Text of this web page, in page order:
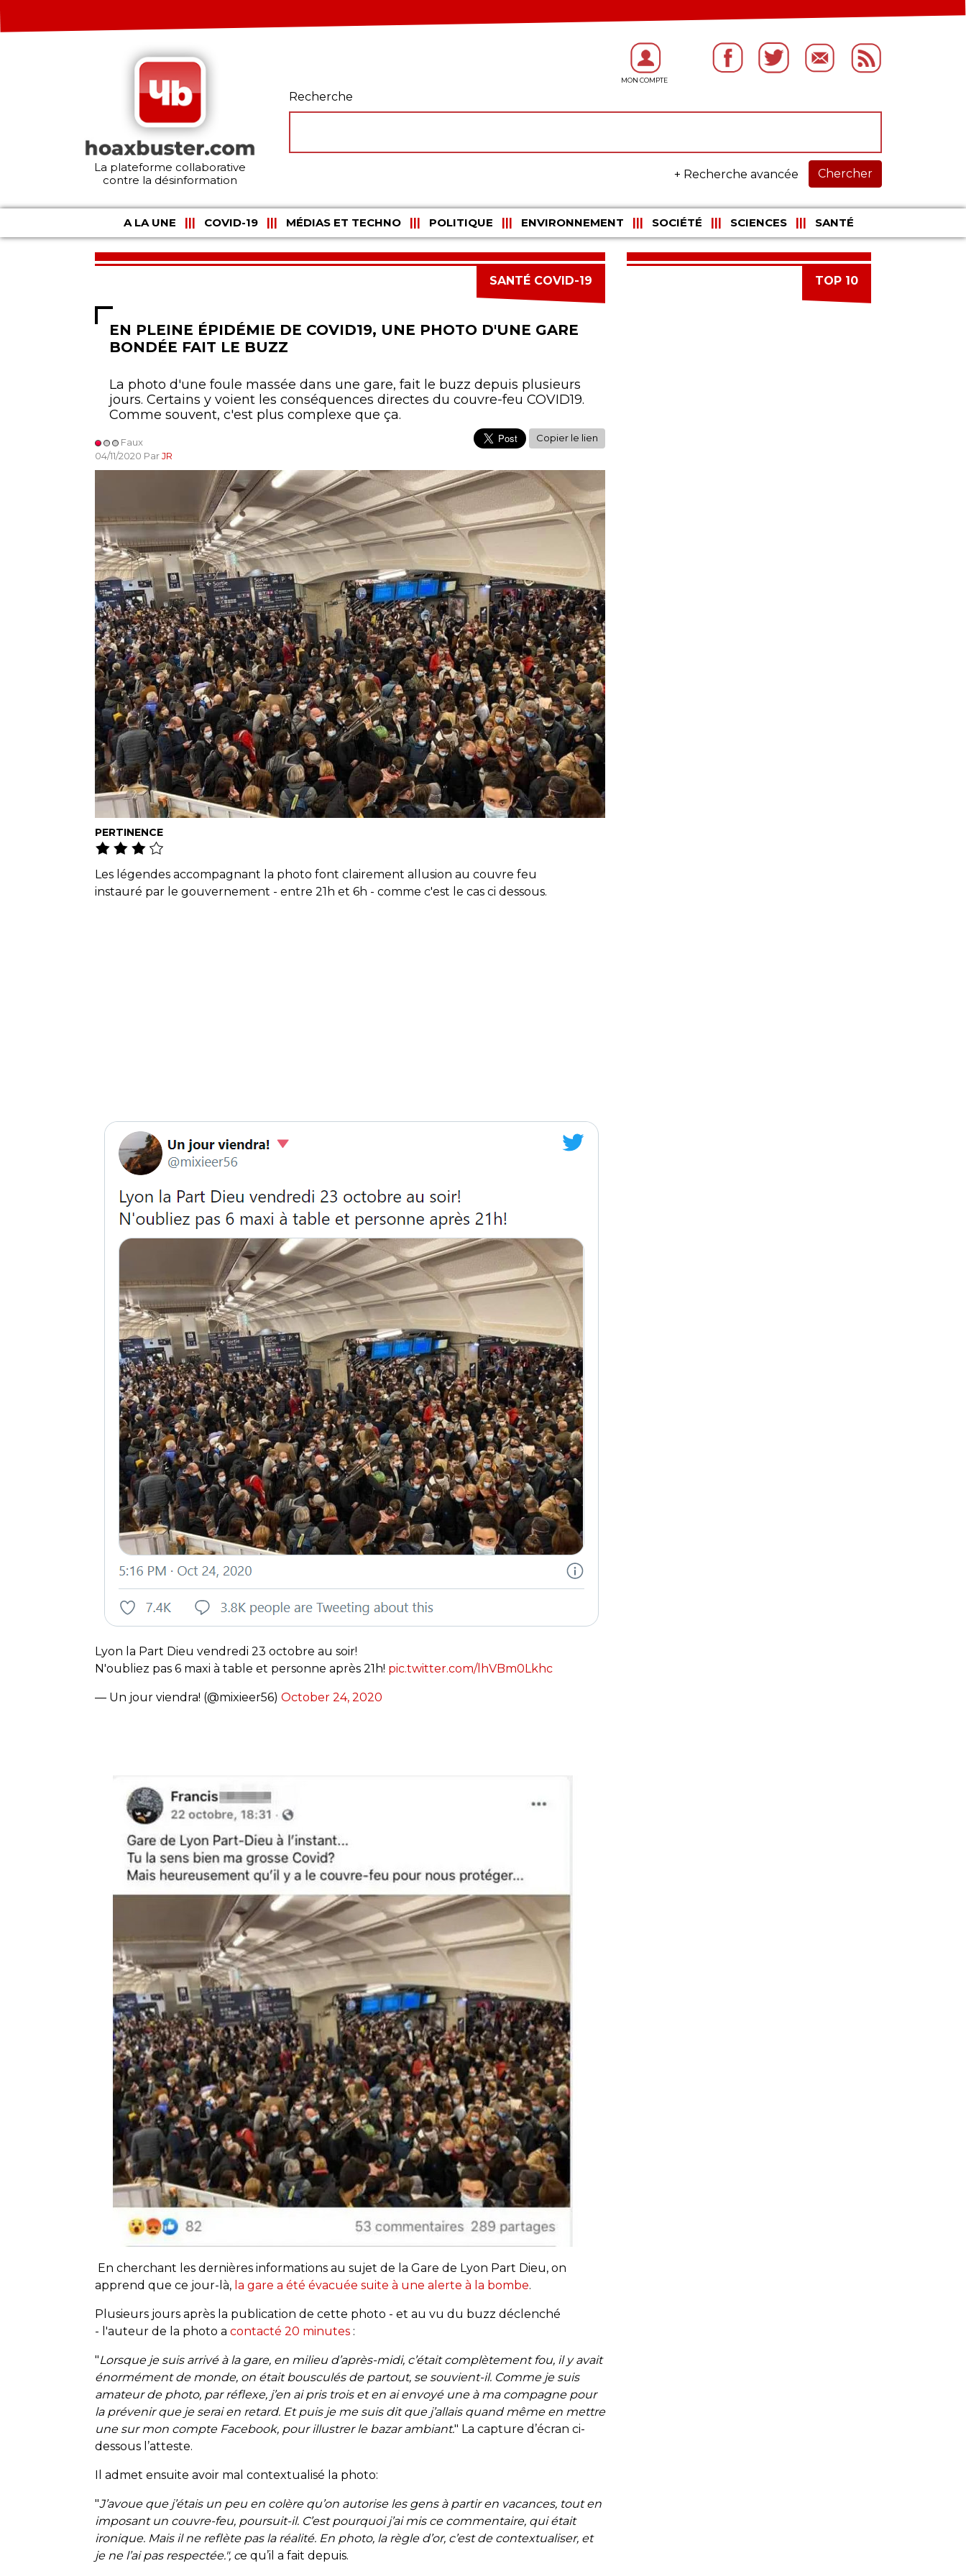
La plateforme collaborative
contre la désinformation
Recherche
Chercher
+ Recherche avancée
A LA UNE COVID-19 MÉDIAS ET TECHNO POLITIQUE ENVIRONNEMENT SOCIÉTÉ SCIENCES SANTÉ
SANTÉ COVID-19
EN PLEINE ÉPIDÉMIE DE COVID19, UNE PHOTO D'UNE GARE
BONDÉE FAIT LE BUZZ
La photo d'une foule massée dans une gare, fait le buzz depuis plusieurs
jours. Certains y voient les conséquences directes du couvre-feu COVID19.
Comme souvent, c'est plus complexe que ça.
Faux
04/11/2020 ParJR
Copier le lien
PERTINENCE
Les légendes accompagnant la photo font clairement allusion au couvre feu
instauré par le gouvernement - entre 21h et 6h - comme c'est le cas ci dessous.
Lyon la Part Dieu vendredi 23 octobre au soir!
N'oubliez pas 6 maxi à table et personne après 21h! pic.twitter.com/lhVBm0Lkhc
— Un jour viendra! (@mixieer56) October 24, 2020
En cherchant les dernières informations au sujet de la Gare de Lyon Part Dieu, on
apprend que ce jour-là, la gare a été évacuée suite à une alerte à la bombe.
Plusieurs jours après la publication de cette photo - et au vu du buzz déclenché
- l'auteur de la photo a contacté 20 minutes :
"Lorsque je suis arrivé à la gare, en milieu d’après-midi, c’était complètement fou, il y avait
énormément de monde, on était bousculés de partout, se souvient-il. Comme je suis
amateur de photo, par réflexe, j’en ai pris trois et en ai envoyé une à ma compagne pour
la prévenir que je serai en retard. Et puis je me suis dit que j’allais quand même en mettre
une sur mon compte Facebook, pour illustrer le bazar ambiant." La capture d’écran ci-
dessous l’atteste.
Il admet ensuite avoir mal contextualisé la photo:
"J’avoue que j’étais un peu en colère qu’on autorise les gens à partir en vacances, tout en
imposant un couvre-feu, poursuit-il. C’est pourquoi j’ai mis ce commentaire, qui était
ironique. Mais il ne reflète pas la réalité. En photo, la règle d’or, c’est de contextualiser, et
je ne l’ai pas respectée.", ce qu’il a fait depuis.
TOP 10